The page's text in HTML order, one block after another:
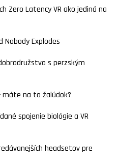
Zero Latency VR ako jediná na
Nobody Explodes
s perzským
máte na to žalúdok?
spojenie biológie a VR
headsetov pre